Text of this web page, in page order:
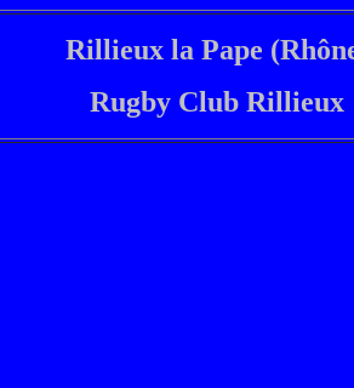
Rillieux la Pape
Rugby Club Rillieux